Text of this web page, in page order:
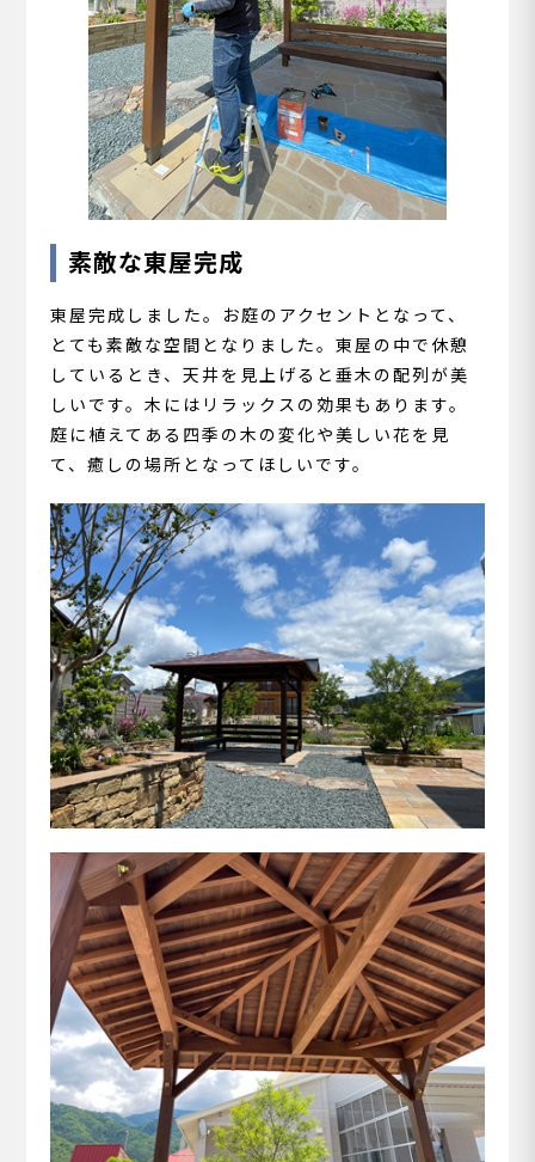
素敵な東屋完成
東屋完成しました。お庭のアクセントとなって、
とても素敵な空間となりました。東屋の中で休憩
しているとき、天井を見上げると垂木の配列が美
しいです。木にはリラックスの効果もあります。
庭に植えてある四季の木の変化や美しい花を見
て、癒しの場所となってほしいです。